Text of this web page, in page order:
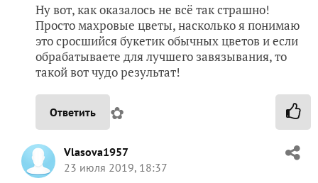
Ну вот, как оказалось не всё так страшно!
Просто махровые цветы, насколько я понимаю
это сросшийся букетик обычных цветов и если
обрабатываете для лучшего завязывания, то
такой вот чудо результат!
Ответить ✿
Vlasova1957
23 июля 2019, 18:37